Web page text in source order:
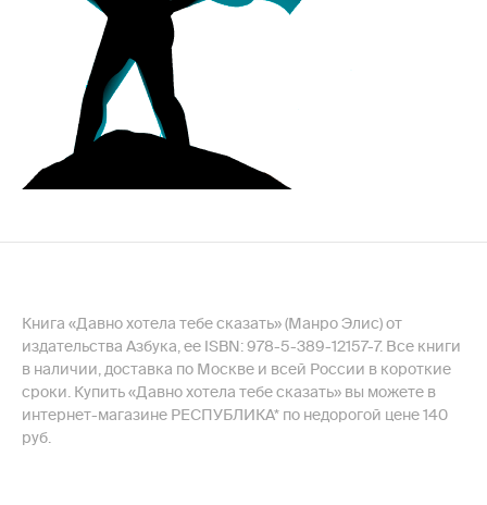
Книга «Давно хотела тебе сказать» (Манро Элис) от
издательства Азбука, ее ISBN: 978-5-389-12157-7. Все книги
в наличии, доставка по Москве и всей России в короткие
сроки. Купить «Давно хотела тебе сказать» вы можете в
интернет-магазине РЕСПУБЛИКА* по недорогой цене 140
руб.